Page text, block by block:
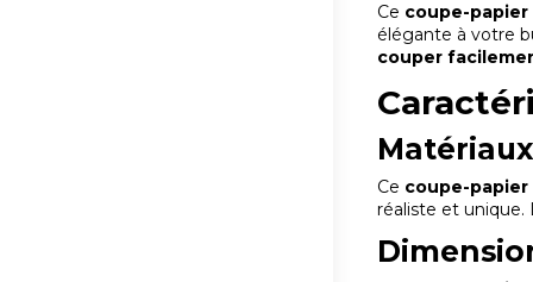
Ce coupe-papier
élégante à votre
couper
Matériaux
Ce coupe-papier
réaliste et unique.